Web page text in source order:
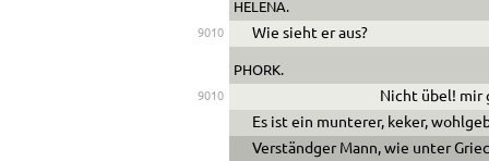
HELENA.
9010 Wie sieht er aus?
PHORK.
9010
Nicht übel! mir
Es ist ein munterer, keker,
Verständger Mann, wie unter